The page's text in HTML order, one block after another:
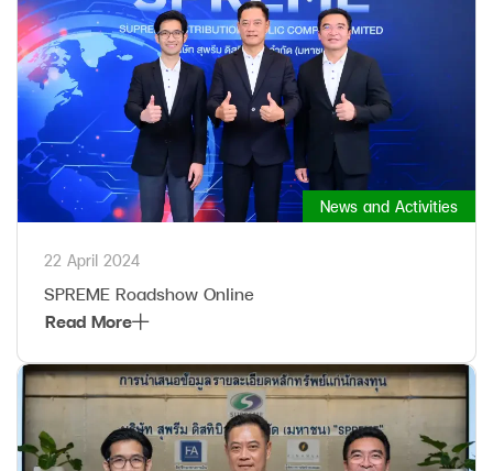
News and Activities
22 April 2024
SPREME Roadshow Online
Read More